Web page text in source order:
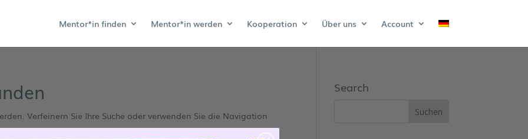
Mentor*in finden Mentor*in werden Kooperation Über uns Account
Verfeinern Sie Ihre Suche oder verwenden Sie die Navigation
Search